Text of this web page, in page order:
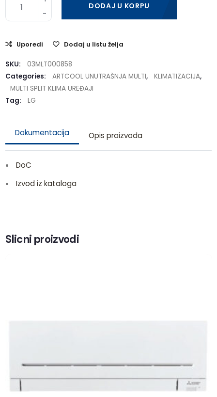
DODAJ U KORPU
Uporedi Dodaj u listu želja
SKU:
03MLT000858
Categories:
ARTCOOL UNUTRAŠNJA MULTI, KLIMATIZACIJA,
MULTI SPLIT KLIMA UREĐAJI
Tag:
LG
Dokumentacija Opis proizvoda
DoC
Izvod iz kataloga
Slicni proizvodi